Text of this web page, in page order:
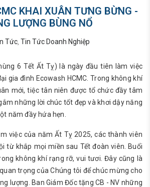
KHAI XUÂN TƯNG BỪNG -
LƯỢNG BÙNG NỔ
Tức Tin Tức Doanh Nghiệp
6 Tết Ất Tỵ) là ngày đầu tiên làm việc
gia đình Ecowash HCMC. Trong không khí
mới, tiệc tân niên được tổ chức đầy tâm
những lời chúc tốt đẹp và khơi dậy năng
năm đầy hứa hẹn.
việc của năm Ất Tỵ 2025, các thành viên
từ khắp mọi miền sau Tết đoàn viên. Buổi
không khí rạng rỡ, vui tươi. Đây cũng là
trọng của Chúng tôi để chúc mừng cho
lượng. Ban Giám Đốc tặng CB - NV những